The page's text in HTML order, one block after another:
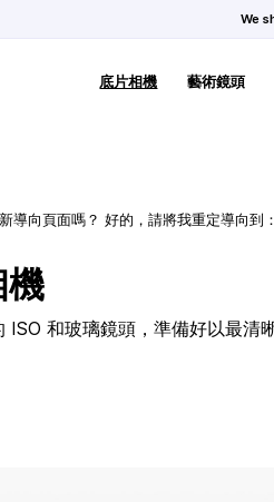
We
底片相機 藝術鏡頭
導向頁面嗎？ 好的，請將我重定導向到：
和玻璃鏡頭，準備好以最清